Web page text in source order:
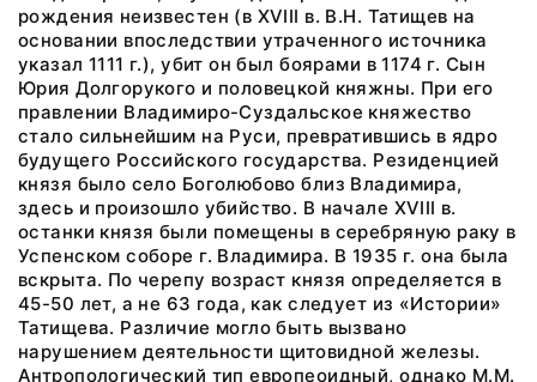
рождения неизвестен (в XVIII в. В.Н. Татищев на
основании впоследствии утраченного источника
указал 1111 г.), убит он был боярами в 1174 г. Сын
Юрия Долгорукого и половецкой княжны. При его
правлении Владимиро-Суздальское княжество
стало сильнейшим на Руси, превратившись в ядро
будущего Российского государства. Резиденцией
князя было село Боголюбово близ Владимира,
здесь и произошло убийство. В начале XVIII в.
останки князя были помещены в серебряную раку в
Успенском соборе г. Владимира. В 1935 г. она была
вскрыта. По черепу возраст князя определяется в
45-50 лет, а не 63 года, как следует из «Истории»
Татищева. Различие могло быть вызвано
нарушением деятельности щитовидной железы.
Антропологический тип европеоидный, однако М.М.